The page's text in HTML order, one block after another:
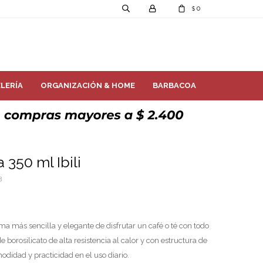
ORGANIZACIÓN & HOME BARBACOA
$ 0
350 ml Ibili
más sencilla y elegante de disfrutar un café o té con todo
borosilicato de alta resistencia al calor y con estructura de
y practicidad en el uso diario.